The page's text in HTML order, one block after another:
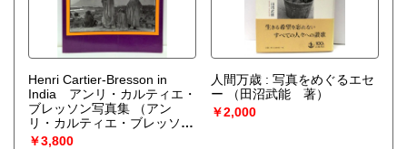
Henri Cartier-Bresson in
India アンリ・カルティエ・
ブレッソン写真集
（アン
リ・カルティエ・ブレッソ
ン）
￥3,800
人間万歳 : 写真をめぐるエセ
ー
（田沼武能 著）
￥2,000